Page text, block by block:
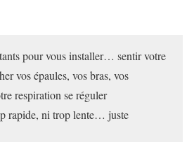
pour vous installer… sentir votre
vos épaules, vos bras, vos
respiration se réguler
rapide, ni trop lente… juste